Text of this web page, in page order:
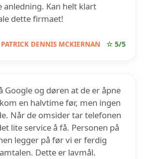
anledning. Kan helt klart
dette firmaet!
PATRICK DENNIS MCKIERNAN ☆ 5/5
Google og døren at de er åpne
en halvtime før, men ingen
Når de omsider tar telefonen
lite service å få. Personen på
legger på før vi er ferdig
Dette er lavmål.